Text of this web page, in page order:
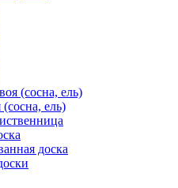
(сосна, ель)
ель)
доска